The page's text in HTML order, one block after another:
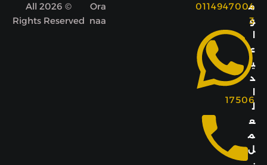
م
و
ع
ي
د
ل
ع
م
ل
0114947004
3
17506
Ora
naa
© 2026 All
Rights Reserved